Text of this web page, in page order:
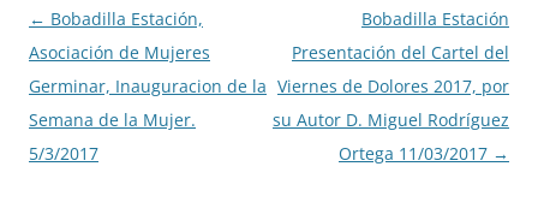
Navegación
de
entradas
← Bobadilla Estación,
Asociación de Mujeres
Germinar, Inauguracion de la
Semana de la Mujer.
5/3/2017
Bobadilla Estación
Presentación del Cartel del
Viernes de Dolores 2017, por
su Autor D. Miguel Rodríguez
Ortega 11/03/2017 →